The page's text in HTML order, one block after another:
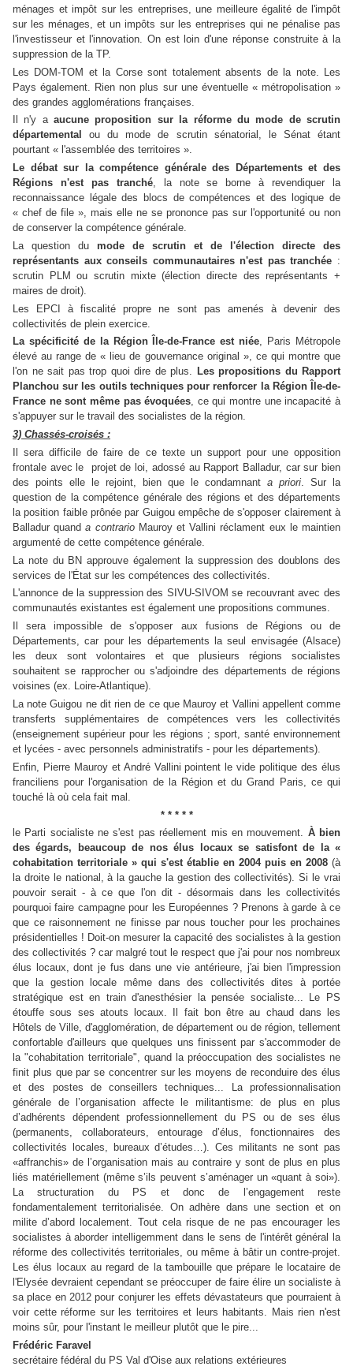
ménages et impôt sur les entreprises, une meilleure égalité de l'impôt
sur les ménages, et un impôts sur les entreprises qui ne pénalise pas
l'investisseur et l'innovation. On est loin d'une réponse construite à la
suppression de la TP.
Les DOM-TOM et la Corse sont totalement absents de la note. Les
Pays également. Rien non plus sur une éventuelle « métropolisation »
des grandes agglomérations françaises.
Il n'y aaucune proposition sur la réforme du mode de scrutin
départemental
ou du mode de scrutin sénatorial, le Sénat étant
pourtant « l'assemblée des territoires ».
Le débat sur la compétence générale des Départements et des
Régions n'est pas tranché, la note se borne à revendiquer la
reconnaissance légale des blocs de compétences et des logique de
« chef de file », mais elle ne se prononce pas sur l'opportunité ou non
de conserver la compétence générale.
La question du mode de scrutin et de l'élection directe des
représentants aux conseils communautaires n'est pas tranchée :
scrutin PLM ou scrutin mixte (élection directe des représentants +
maires de droit).
Les EPCI à fiscalité propre ne sont pas amenés à devenir des
collectivités de plein exercice.
La spécificité de la Région Île-de-France est niée, Paris Métropole
élevé au range de « lieu de gouvernance original », ce qui montre que
l'on ne sait pas trop quoi dire de plus. Les propositions du Rapport
Planchou sur les outils techniques pour renforcer la Région Île-de-
France ne sont même pas évoquées, ce qui montre une incapacité à
s'appuyer sur le travail des socialistes de la région.
3) Chassés-croisés :
Il sera difficile de faire de ce texte un support pour une opposition
frontale avec le projet de loi, adossé au Rapport Balladur, car sur bien
des points elle le rejoint, bien que le condamnant a priori . Sur la
question de la compétence générale des régions et des départements
la position faible prônée par Guigou empêche de s'opposer clairement à
Balladur quanda contrarioMauroy et Vallini réclament eux le maintien
argumenté de cette compétence générale.
La note du BN approuve également la suppression des doublons des
services de l'État sur les compétences des collectivités.
L'annonce de la suppression des SIVU-SIVOM se recouvrant avec des
communautés existantes est également une propositions communes.
Il sera impossible de s'opposer aux fusions de Régions ou de
Départements, car pour les départements la seul envisagée (Alsace)
les deux sont volontaires et que plusieurs régions socialistes
souhaitent se rapprocher ou s'adjoindre des départements de régions
voisines (ex. Loire-Atlantique).
La note Guigou ne dit rien de ce que Mauroy et Vallini appellent comme
transferts supplémentaires de compétences vers les collectivités
(enseignement supérieur pour les régions ; sport, santé environnement
et lycées - avec personnels administratifs - pour les départements).
Enfin, Pierre Mauroy et André Vallini pointent le vide politique des élus
franciliens pour l'organisation de la Région et du Grand Paris, ce qui
touché là où cela fait mal.
* * * * *
le Parti socialiste ne s'est pas réellement mis en mouvement. À bien
des égards, beaucoup de nos élus locaux se satisfont de la «
cohabitation territoriale » qui s'est établie en 2004 puis en 2008 (à
la droite le national, à la gauche la gestion des collectivités). Si le vrai
pouvoir serait - à ce que l'on dit - désormais dans les collectivités
pourquoi faire campagne pour les Européennes ? Prenons à garde à ce
que ce raisonnement ne finisse par nous toucher pour les prochaines
présidentielles ! Doit-on mesurer la capacité des socialistes à la gestion
des collectivités ? car malgré tout le respect que j'ai pour nos nombreux
élus locaux, dont je fus dans une vie antérieure, j'ai bien l'impression
que la gestion locale même dans des collectivités dites à portée
stratégique est en train d'anesthésier la pensée socialiste... Le PS
étouffe sous ses atouts locaux. Il fait bon être au chaud dans les
Hôtels de Ville, d'agglomération, de département ou de région, tellement
confortable d'ailleurs que quelques uns finissent par s'accommoder de
la "cohabitation territoriale", quand la préoccupation des socialistes ne
finit plus que par se concentrer sur les moyens de reconduire des élus
et des postes de conseillers techniques... La professionnalisation
générale de l’organisation affecte le militantisme: de plus en plus
d’adhérents dépendent professionnellement du PS ou de ses élus
(permanents, collaborateurs, entourage d’élus, fonctionnaires des
collectivités locales, bureaux d’études…). Ces militants ne sont pas
«affranchis» de l’organisation mais au contraire y sont de plus en plus
liés matériellement (même s’ils peuvent s’aménager un «quant à soi»).
La structuration du PS et donc de l’engagement reste
fondamentalement territorialisée. On adhère dans une section et on
milite d’abord localement. Tout cela risque de ne pas encourager les
socialistes à aborder intelligemment dans le sens de l'intérêt général la
réforme des collectivités territoriales, ou même à bâtir un contre-projet.
Les élus locaux au regard de la tambouille que prépare le locataire de
l'Elysée devraient cependant se préoccuper de faire élire un socialiste à
sa place en 2012 pour conjurer les effets dévastateurs que pourraient à
voir cette réforme sur les territoires et leurs habitants. Mais rien n'est
moins sûr, pour l'instant le meilleur plutôt que le pire...
Frédéric Faravel
secrétaire fédéral du PS Val d'Oise aux relations extérieures